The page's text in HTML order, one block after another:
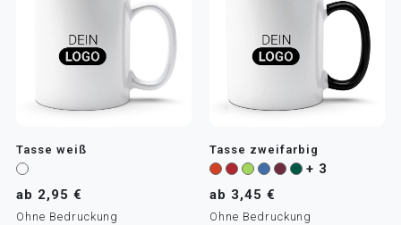
Tasse weiß
ab 2,95 €
Ohne Bedruckung
Tasse zweifarbig
+ 3
ab 3,45 €
Ohne Bedruckung